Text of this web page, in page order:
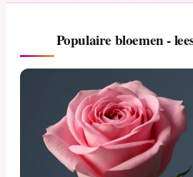
Populaire bloemen -